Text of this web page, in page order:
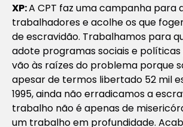
XP:A CPT faz uma campanha para
trabalhadores e acolhe os que
de escravidão. Trabalhamos para
adote programas sociais e políticas
vão às raízes do problema porque
apesar de termos libertado 52 mil
1995, ainda não erradicamos a
trabalho não é apenas de
um trabalho em profundidade.